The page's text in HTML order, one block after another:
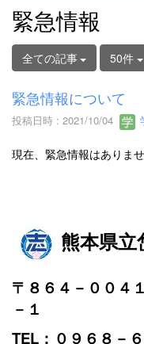
緊急情報
全ての記事 50件
緊急情報について
投稿日時 : 2021/10/04
現在、緊急情報はありませ
熊本県立
〒８６４－００４
－１
TEL：０９６８－